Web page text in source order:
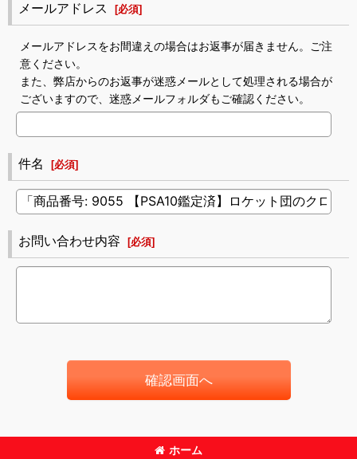
メールアドレス [必須]
メールアドレスをお間違えの場合はお返事が届きません。ご注
意ください。
また、弊店からのお返事が迷惑メールとして処理される場合が
ございますので、迷惑メールフォルダもご確認ください。
件名 [必須]
お問い合わせ内容 [必須]
確認画面へ
ホーム